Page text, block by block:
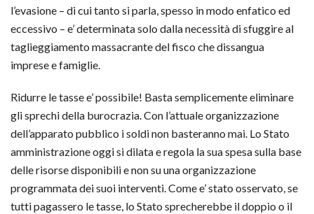
l’evasione – di cui tanto si parla, spesso in modo enfatico ed
eccessivo – e’ determinata solo dalla necessità di sfuggire al
taglieggiamento massacrante del fisco che dissangua
imprese e famiglie.
Ridurre le tasse e’ possibile! Basta semplicemente eliminare
gli sprechi della burocrazia. Con l’attuale organizzazione
dell’apparato pubblico i soldi non basteranno mai. Lo Stato
amministrazione oggi si dilata e regola la sua spesa sulla base
delle risorse disponibili e non su una organizzazione
programmata dei suoi interventi. Come e’ stato osservato, se
tutti pagassero le tasse, lo Stato sprecherebbe il doppio o il